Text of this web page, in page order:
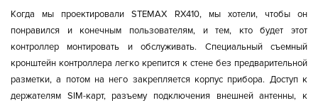
Когда мы проектировали STEMAX RX410, мы хотели, чтобы он
понравился и конечным пользователям, и тем, кто будет этот
контроллер монтировать и обслуживать. Специальный съемный
кронштейн контроллера легко крепится к стене без предварительной
разметки, а потом на него закрепляется корпус прибора. Доступ к
держателям SIM-карт, разъему подключения внешней антенны, к